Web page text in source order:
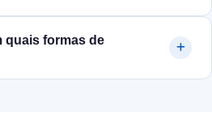
quais formas de